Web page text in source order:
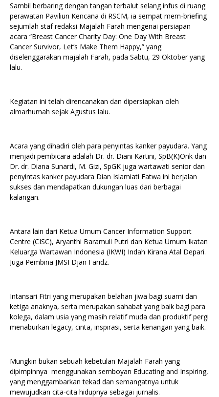
Sambil berbaring dengan tangan terbalut selang infus di ruang
perawatan Paviliun Kencana di RSCM, ia sempat mem-briefing
sejumlah staf redaksi Majalah Farah mengenai persiapan
acara “Breast Cancer Charity Day: One Day With Breast
Cancer Survivor, Let’s Make Them Happy,” yang
diselenggarakan majalah Farah, pada Sabtu, 29 Oktober yang
lalu.
Kegiatan ini telah direncanakan dan dipersiapkan oleh
almarhumah sejak Agustus lalu.
Acara yang dihadiri oleh para penyintas kanker payudara. Yang
menjadi pembicara adalah Dr. dr. Diani Kartini, SpB(K)Onk dan
Dr. dr. Diana Sunardi, M. Gizi, SpGK juga wartawati senior dan
penyintas kanker payudara Dian Islamiati Fatwa ini berjalan
sukses dan mendapatkan dukungan luas dari berbagai
kalangan.
Antara lain dari Ketua Umum Cancer Information Support
Centre (CISC), Aryanthi Baramuli Putri dan Ketua Umum Ikatan
Keluarga Wartawan Indonesia (IKWI) Indah Kirana Atal Depari.
Juga Pembina JMSI Djan Faridz.
Intansari Fitri yang merupakan belahan jiwa bagi suami dan
ketiga anaknya, serta merupakan sahabat yang baik bagi para
kolega, dalam usia yang masih relatif muda dan produktif pergi
menaburkan legacy, cinta, inspirasi, serta kenangan yang baik.
Mungkin bukan sebuah kebetulan Majalah Farah yang
dipimpinnya menggunakan semboyan Educating and Inspiring,
yang menggambarkan tekad dan semangatnya untuk
mewujudkan cita-cita hidupnya sebagai jurnalis.